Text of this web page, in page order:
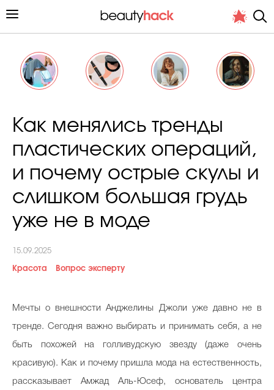
Хит недели от стилиста
Вопрос эксперту
Папа может
Как менялись тренды
пластических операций,
и почему острые скулы и
слишком большая грудь
уже не в моде
15.09.2025
Красота Вопрос эксперту
Мечты о внешности Анджелины Джоли уже давно не в
тренде. Сегодня важно выбирать и принимать себя, а не
быть похожей на голливудскую звезду (даже очень
красивую). Как и почему пришла мода на естественность,
рассказывает Амжад Аль-Юсеф, основатель центра